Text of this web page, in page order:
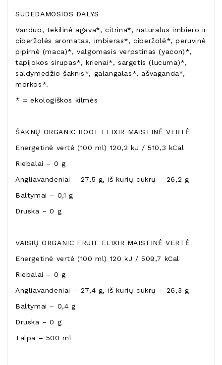
SUDEDAMOSIOS DALYS
Vanduo, tekilinė agava*, citrina*, natūralus imbiero ir
ciberžolės aromatas, imbieras*, ciberžolė*, peruvinė
pipirnė (maca)*, valgomasis verpstinas (yacon)*,
tapijokos sirupas*, krienai*, sargetis (lucuma)*,
saldymedžio šaknis*, galangalas*, ašvaganda*,
morkos*.
* = ekologiškos kilmės
ŠAKNŲ ORGANIC ROOT ELIXIR MAISTINĖ VERTĖ
Energetinė vertė (100 ml) 120,2 kJ / 510,3 kCal
Riebalai – 0 g
Angliavandeniai – 27,5 g, iš kurių cukrų – 26,2 g
Baltymai – 0,1 g
Druska – 0 g
VAISIŲ ORGANIC FRUIT ELIXIR MAISTINĖ VERTĖ
Energetinė vertė (100 ml) 120 kJ / 509,7 kCal
Riebalai – 0 g
Angliavandeniai – 27,4 g, iš kurių cukrų – 26,3 g
Baltymai – 0,4 g
Druska – 0 g
Talpa – 500 ml